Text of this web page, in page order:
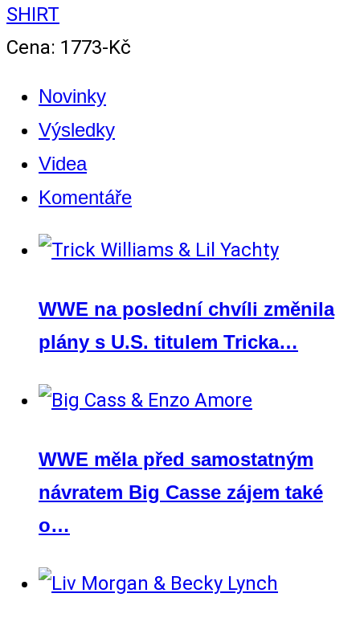
SHIRT
Cena: 1773-Kč
Novinky
Výsledky
Videa
Komentáře
WWE na poslední chvíli změnila
plány s U.S. titulem Tricka…
WWE měla před samostatným
návratem Big Casse zájem také
o…